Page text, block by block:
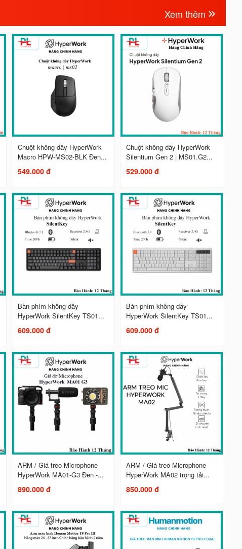
Xem thêm
Chuột không dây HyperWork
Macro HPW-MS02-BLK Đen...
549.000 đ
Chuột không dây HyperWork
Silentium Gen 2 | MS01.G2...
529.000 đ
Bàn phím không dây
HyperWork SilentKey TS01...
609.000 đ
Bàn phím không dây
HyperWork SilentKey TS01...
609.000 đ
ARM / Giá treo Microphone
HyperWork MA01-G3 Đen -...
890.000 đ
ARM / Giá treo Microphone
HyperWork MA02 trọng tải...
850.000 đ